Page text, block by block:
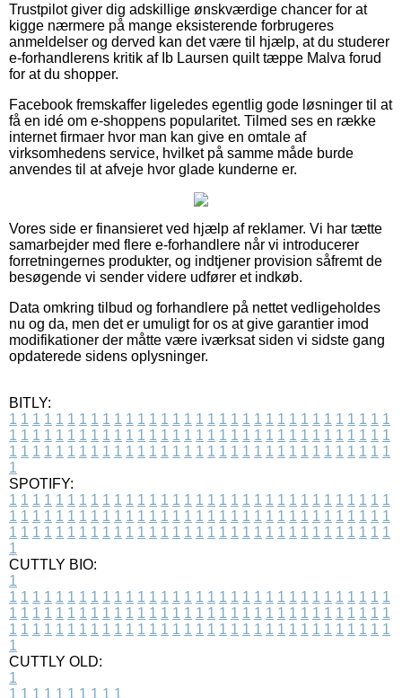
Trustpilot giver dig adskillige ønskværdige chancer for at
kigge nærmere på mange eksisterende forbrugeres
anmeldelser og derved kan det være til hjælp, at du studerer
e-forhandlerens kritik af Ib Laursen quilt tæppe Malva forud
for at du shopper.
Facebook fremskaffer ligeledes egentlig gode løsninger til at
få en idé om e-shoppens popularitet. Tilmed ses en række
internet firmaer hvor man kan give en omtale af
virksomhedens service, hvilket på samme måde burde
anvendes til at afveje hvor glade kunderne er.
Vores side er finansieret ved hjælp af reklamer. Vi har tætte
samarbejder med flere e-forhandlere når vi introducerer
forretningernes produkter, og indtjener provision såfremt de
besøgende vi sender videre udfører et indkøb.
Data omkring tilbud og forhandlere på nettet vedligeholdes
nu og da, men det er umuligt for os at give garantier imod
modifikationer der måtte være iværksat siden vi sidste gang
opdaterede sidens oplysninger.
BITLY:
1 1 1 1 1 1 1 1 1 1 1 1 1 1 1 1 1 1 1 1 1 1 1 1 1 1 1 1 1 1 1 1 1
1 1 1 1 1 1 1 1 1 1 1 1 1 1 1 1 1 1 1 1 1 1 1 1 1 1 1 1 1 1 1 1 1
1 1 1 1 1 1 1 1 1 1 1 1 1 1 1 1 1 1 1 1 1 1 1 1 1 1 1 1 1 1 1 1 1
1
SPOTIFY:
1 1 1 1 1 1 1 1 1 1 1 1 1 1 1 1 1 1 1 1 1 1 1 1 1 1 1 1 1 1 1 1 1
1 1 1 1 1 1 1 1 1 1 1 1 1 1 1 1 1 1 1 1 1 1 1 1 1 1 1 1 1 1 1 1 1
1 1 1 1 1 1 1 1 1 1 1 1 1 1 1 1 1 1 1 1 1 1 1 1 1 1 1 1 1 1 1 1 1
1
CUTTLY BIO:
1
1 1 1 1 1 1 1 1 1 1 1 1 1 1 1 1 1 1 1 1 1 1 1 1 1 1 1 1 1 1 1 1 1
1 1 1 1 1 1 1 1 1 1 1 1 1 1 1 1 1 1 1 1 1 1 1 1 1 1 1 1 1 1 1 1 1
1 1 1 1 1 1 1 1 1 1 1 1 1 1 1 1 1 1 1 1 1 1 1 1 1 1 1 1 1 1 1 1 1
1
CUTTLY OLD:
1
1 1 1 1 1 1 1 1 1 1